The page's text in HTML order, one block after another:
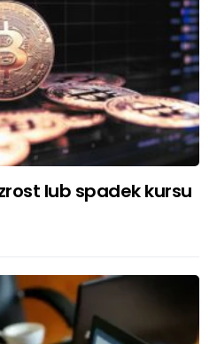
lub spadek kursu